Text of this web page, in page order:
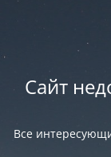
Сайт
Все